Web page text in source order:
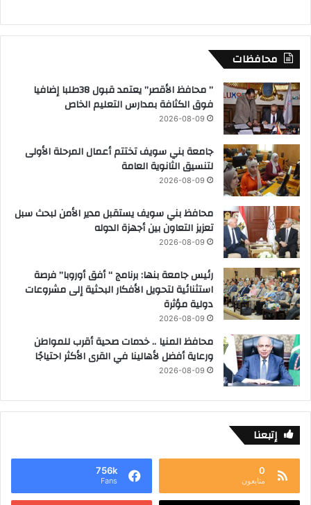
محافظات
” محافظ الأقصر” يعتمد قبول 38طلبا إضافيا
فوق الكثافة بمدارس التعليم الخاص
2026-08-09
جامعة بني سويف تختتم أعمال المرحلة الأولى
لتنسيق الثانوية العامة
2026-08-09
محافظ بني سويف يستقبل مدير الأمن لبحث سبل
تعزيز التعاون بين أجهزة الدوله
2026-08-09
رئيس جامعة بنها: برنامج “ أفق أوروبا” فرصة
استثنائية لتحويل الأفكار البحثية إلى مشروعات
دولية مؤثرة
2026-08-09
محافظ المنيا .. خدمات صحية أقرب للمواطن
ورعاية أفضل لأهالينا في القرى الأكثر احتياجًا
2026-08-09
إتبعنا
0
متابعون
756k
Fans